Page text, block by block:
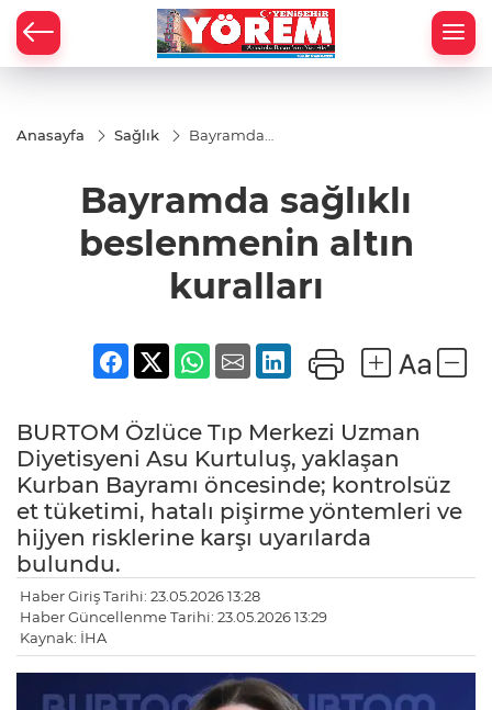
Anasayfa Sağlık
Bayramda
altın kuralları
Bayramda sağlıklı
beslenmenin altın
kuralları
BURTOM Özlüce Tıp Merkezi Uzman
Diyetisyeni Asu Kurtuluş, yaklaşan
Kurban Bayramı öncesinde; kontrolsüz
et tüketimi, hatalı pişirme yöntemleri ve
hijyen risklerine karşı uyarılarda
bulundu.
Haber Giriş Tarihi: 23.05.2026 13:28
Haber Güncellenme Tarihi: 23.05.2026 13:29
Kaynak: İHA